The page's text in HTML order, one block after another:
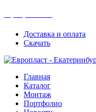
Доставка и оплата
Скачать
Главная
Каталог
Монтаж
Портфолио